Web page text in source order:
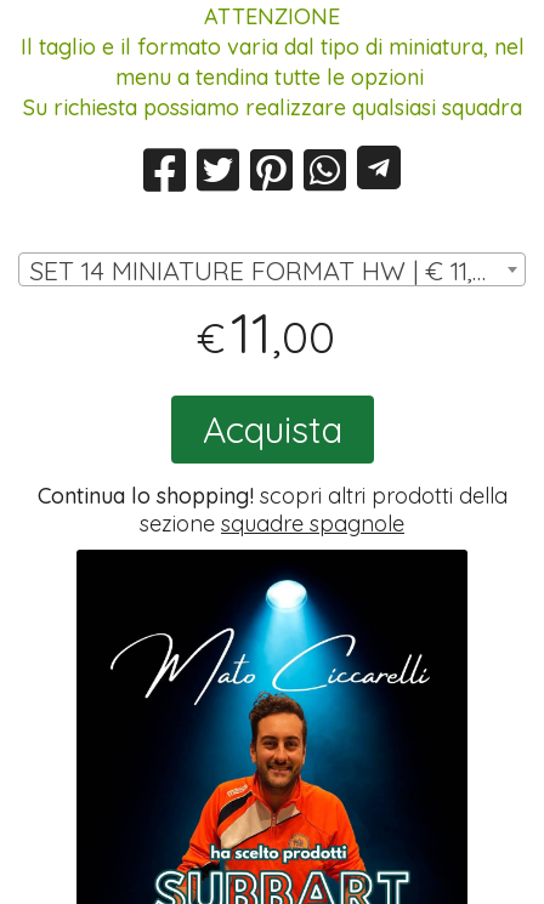
ATTENZIONE
Il taglio e il formato varia dal tipo di miniatura, nel
menu a tendina tutte le opzioni
Su richiesta possiamo realizzare qualsiasi squadra
SET 14 MINIATURE FORMAT HW | € 11,00
€11,00
Acquista
Continua lo shopping!scopri altri prodotti della
sezione squadre spagnole